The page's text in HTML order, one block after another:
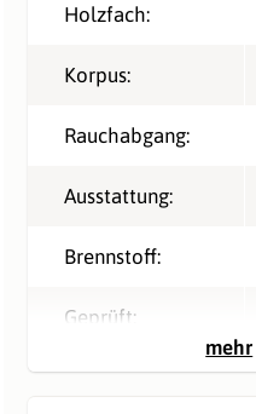
Holzfach:
Korpus:
Rauchabgang:
Ausstattung:
Brennstoff:
Geprüft:
mehr